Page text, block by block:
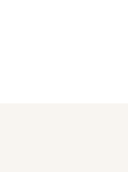
戦略構築
件M&A案件発掘か
M&A一気通貫支援
オン支援
に加え、海外ビジ